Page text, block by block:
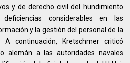
y de derecho civil del hundimiento
considerables en las
y la gestión del personal de la
A continuación, Kretschmer criticó
alemán a las autoridades navales